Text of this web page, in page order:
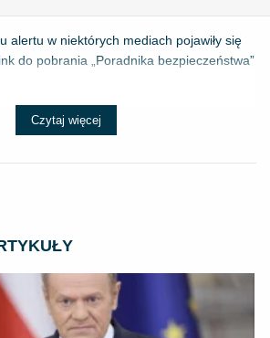
alertu w niektórych mediach pojawiły się
do pobrania „Poradnika bezpieczeństwa”
Czytaj więcej